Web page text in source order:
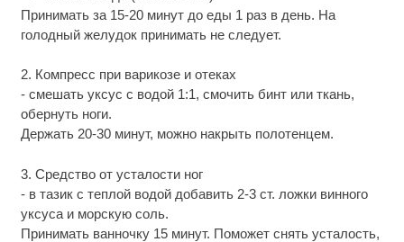
Принимать за 15-20 минут до еды 1 раз в день. На
голодный желудок принимать не следует.
2. Компресс при варикозе и отеках
- смешать уксус с водой 1:1, смочить бинт или ткань,
обернуть ноги.
Держать 20-30 минут, можно накрыть полотенцем.
3. Средство от усталости ног
- в тазик с теплой водой добавить 2-3 ст. ложки винного
уксуса и морскую соль.
Принимать ванночку 15 минут. Поможет снять усталость,